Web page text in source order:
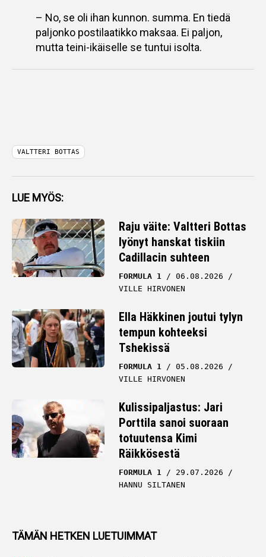
– No, se oli ihan kunnon. summa. En tiedä
paljonko postilaatikko maksaa. Ei paljon,
mutta teini-ikäiselle se tuntui isolta.
VALTTERI BOTTAS
LUE MYÖS:
Raju väite: Valtteri Bottas
lyönyt hanskat tiskiin
Cadillacin suhteen
FORMULA 1
06.08.2026
VILLE HIRVONEN
Ella Häkkinen joutui tylyn
tempun kohteeksi
Tshekissä
FORMULA 1
05.08.2026
VILLE HIRVONEN
Kulissipaljastus: Jari
Porttila sanoi suoraan
totuutensa Kimi
Räikkösestä
FORMULA 1
29.07.2026
HANNU SILTANEN
TÄMÄN HETKEN LUETUIMMAT